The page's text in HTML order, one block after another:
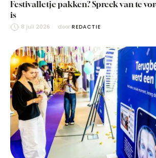
Festivalletje pakken? Spreek van te
is
8 juli 2026 door REDACTIE